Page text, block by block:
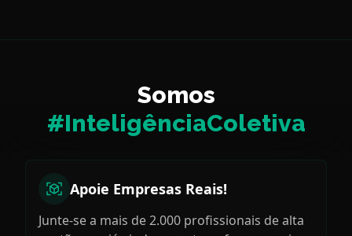
Somos
#InteligênciaColetiva
Apoie Empresas Reais!
Junte-se a mais de 2.000 profissionais de alta